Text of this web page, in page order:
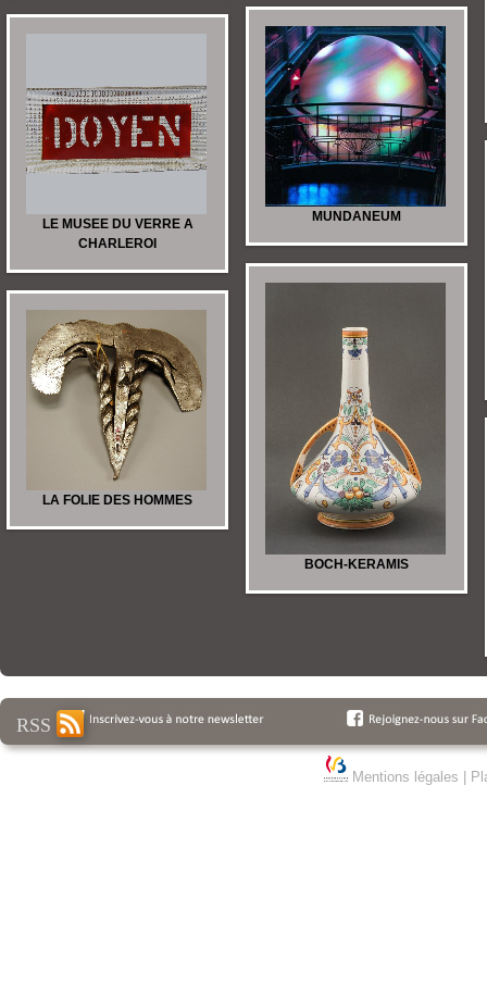
MUNDANEUM
LE MUSEE DU VERRE A
CHARLEROI
BOCH-KERAMIS
LA FOLIE DES HOMMES
RSS
Mentions légales